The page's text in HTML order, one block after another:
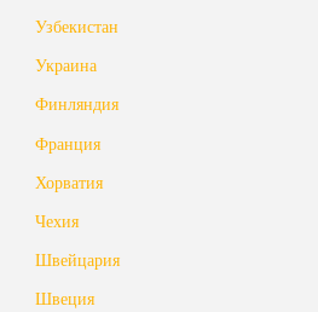
Узбекистан
Украина
Финляндия
Франция
Хорватия
Чехия
Швейцария
Швеция